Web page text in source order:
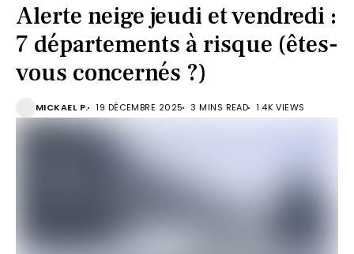
Alerte neige jeudi et vendredi :
7 départements à risque (êtes-
vous concernés ?)
MICKAEL P. 19 DÉCEMBRE 2025 3 MINS READ 1.4K VIEWS